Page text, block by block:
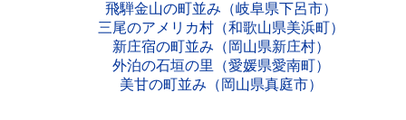
飛騨金山の町並み（岐阜県下呂市）
三尾のアメリカ村（和歌山県美浜町）
新庄宿の町並み（岡山県新庄村）
外泊の石垣の里（愛媛県愛南町）
美甘の町並み（岡山県真庭市）